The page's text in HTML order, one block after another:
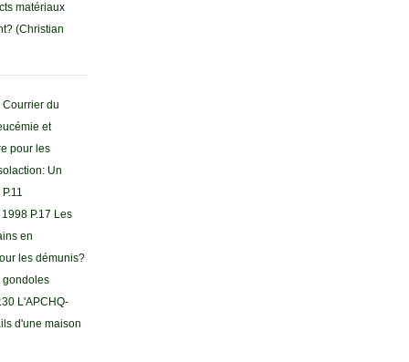
matériaux
(Christian
du
et
pour les
Un
P.17 Les
en
les démunis?
gondoles
L'APCHQ-
d'une maison